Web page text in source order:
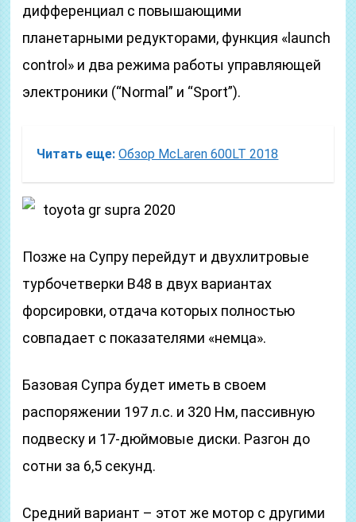
дифференциал с повышающими
планетарными редукторами, функция «launch
control» и два режима работы управляющей
электроники (“Normal” и “Sport”).
Читать еще: Обзор McLaren 600LT 2018
toyota gr supra 2020
Позже на Супру перейдут и двухлитровые
турбочетверки B48 в двух вариантах
форсировки, отдача которых полностью
совпадает с показателями «немца».
Базовая Супра будет иметь в своем
распоряжении 197 л.с. и 320 Нм, пассивную
подвеску и 17-дюймовые диски. Разгон до
сотни за 6,5 секунд.
Средний вариант – этот же мотор с другими